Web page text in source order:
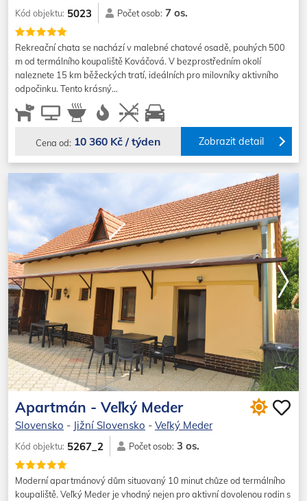
Kód objektu: 5023 Počet osob: 7 os.
Rekreační chata se nachází v malebné chatové osadě, pouhých 500
m od termálního koupaliště Kováčová. V bezprostředním okolí
naleznete 15 km běžeckých tratí, ideálních pro milovníky aktivního
odpočinku. Tento krásný…
Cena od: 10 360 Kč / týden Zobrazit detail
Apartmán - Veľký Meder
Slovensko - Jižní Slovensko - Veľký Meder
Kód objektu: 5267_2 Počet osob: 3 os.
Moderní apartmánový dům situovaný 10 minut chůze od termálního
koupaliště. Veľký Meder je vhodný nejen pro aktivní dovolenou rodin s